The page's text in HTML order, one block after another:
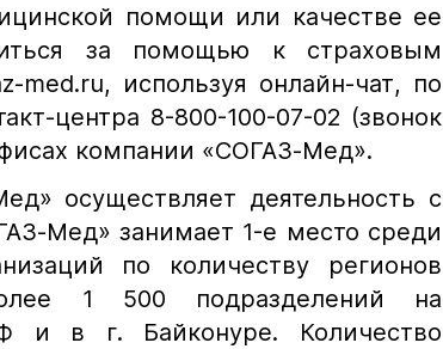
помощи или качестве ее
за помощью к страховым
med.ru, используя онлайн-чат, по
центра 8-800-100-07-02 (звонок
компании «СОГАЗ-Мед».
осуществляет деятельность с
Мед» занимает 1-е место среди
по количеству регионов
1 500 подразделений на
и в г. Байконуре. Количество